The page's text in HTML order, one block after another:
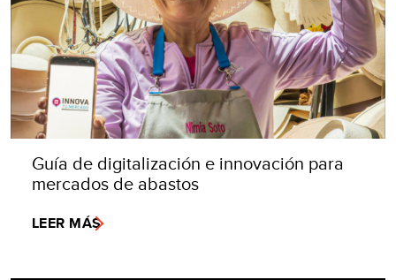
Guía de digitalización e innovación para
mercados de abastos
LEER MÁS